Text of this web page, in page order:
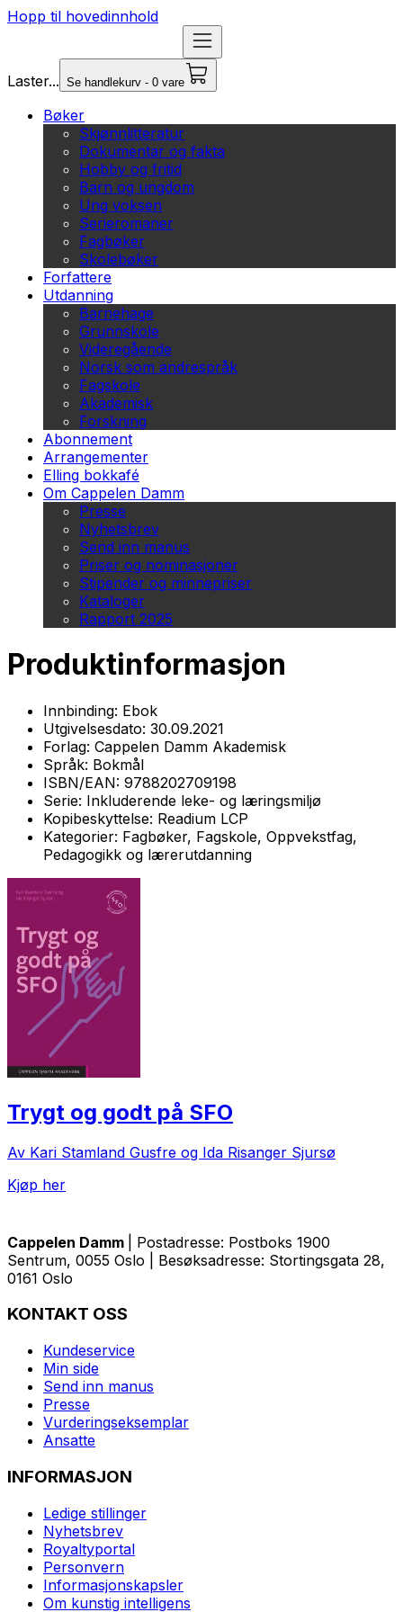
Hopp til hovedinnhold
Laster... Se handlekurv - 0 vare
Bøker
Skjønnlitteratur
Dokumentar og fakta
Hobby og fritid
Barn og ungdom
Ung voksen
Serieromaner
Fagbøker
Skolebøker
Forfattere
Utdanning
Barnehage
Grunnskole
Videregående
Norsk som andrespråk
Fagskole
Akademisk
Forskning
Abonnement
Arrangementer
Elling bokkafé
Om Cappelen Damm
Presse
Nyhetsbrev
Send inn manus
Priser og nominasjoner
Stipender og minnepriser
Kataloger
Rapport 2025
Produktinformasjon
Innbinding: Ebok
Utgivelsesdato: 30.09.2021
Forlag: Cappelen Damm Akademisk
Språk: Bokmål
ISBN/EAN: 9788202709198
Serie: Inkluderende leke- og læringsmiljø
Kopibeskyttelse: Readium LCP
Kategorier: Fagbøker, Fagskole, Oppvekstfag,
Pedagogikk og lærerutdanning
Trygt og godt på SFO
Av Kari Stamland Gusfre og Ida Risanger Sjursø
Kjøp her
Cappelen Damm
| Postadresse: Postboks 1900
Sentrum, 0055 Oslo | Besøksadresse: Stortingsgata 28,
0161 Oslo
KONTAKT OSS
Kundeservice
Min side
Send inn manus
Presse
Vurderingseksemplar
Ansatte
INFORMASJON
Ledige stillinger
Nyhetsbrev
Royaltyportal
Personvern
Informasjonskapsler
Om kunstig intelligens